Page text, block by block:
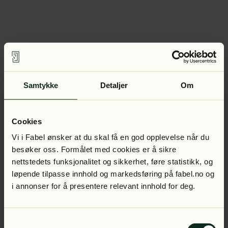
Samtykke Detaljer Om
Cookies
Vi i Fabel ønsker at du skal få en god opplevelse når du
besøker oss. Formålet med cookies er å sikre
nettstedets funksjonalitet og sikkerhet, føre statistikk, og
løpende tilpasse innhold og markedsføring på fabel.no og
i annonser for å presentere relevant innhold for deg.